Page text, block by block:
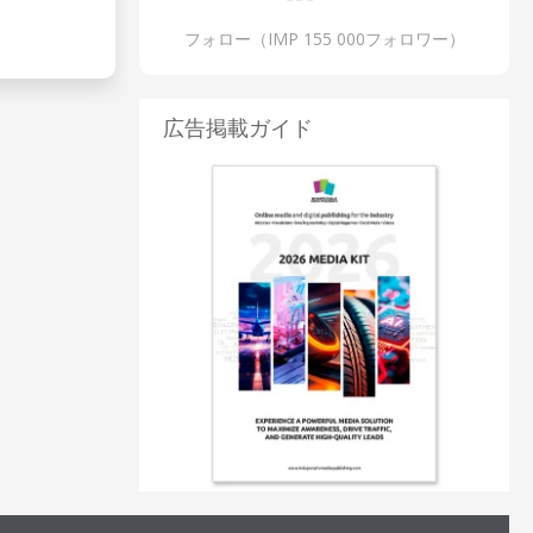
フォロー（IMP 155 000フォロワー）
広告掲載ガイド